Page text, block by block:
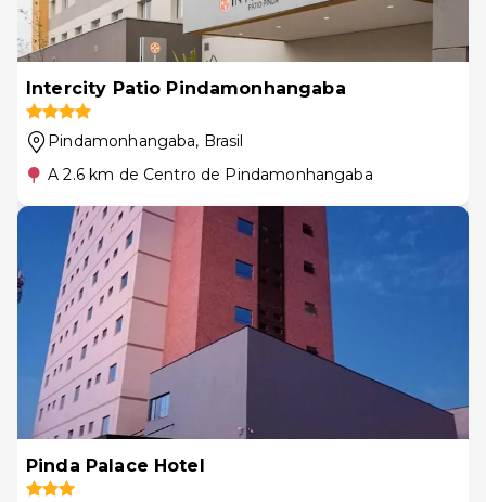
Intercity Patio Pindamonhangaba
Pindamonhangaba, Brasil
A 2.6 km de Centro de Pindamonhangaba
Pinda Palace Hotel